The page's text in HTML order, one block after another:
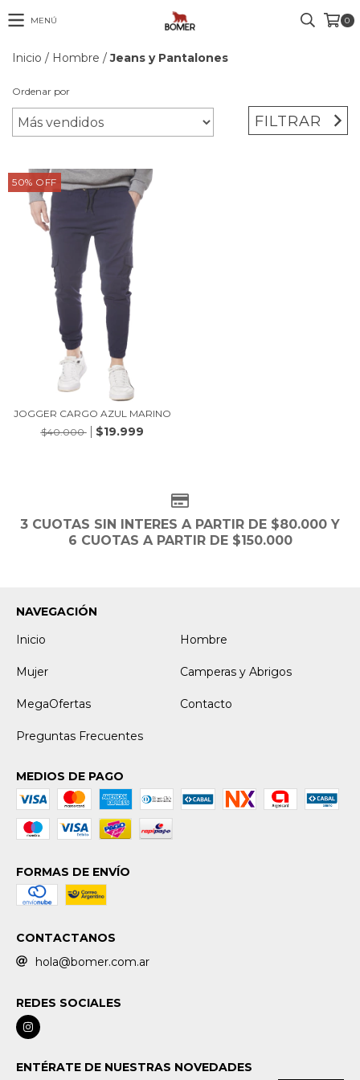
MENÚ 0
Inicio / Hombre / Jeans y Pantalones
Ordenar por
FILTRAR
50% OFF
JOGGER CARGO AZUL MARINO
$40.000
$19.999
3 CUOTAS SIN INTERES A PARTIR DE $80.000 Y
6 CUOTAS A PARTIR DE $150.000
NAVEGACIÓN
Inicio
Hombre
Mujer Camperas y Abrigos
MegaOfertas Contacto
Preguntas Frecuentes
MEDIOS DE PAGO
FORMAS DE ENVÍO
CONTACTANOS
hola@bomer.com.ar
REDES SOCIALES
ENTÉRATE DE NUESTRAS NOVEDADES